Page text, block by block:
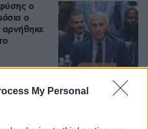
My Personal
ο
ο
αρνήθηκε